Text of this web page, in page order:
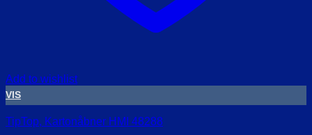
Add to wishlist
VIS
TipTop, Kartonåbner HMI 48288